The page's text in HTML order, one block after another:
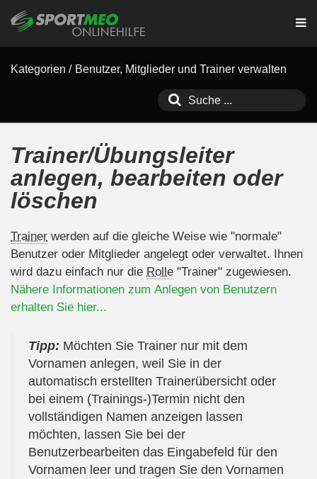
Kategorien / Benutzer, Mitglieder und Trainer verwalten
Trainer/Übungsleiter
anlegen, bearbeiten oder
löschen
Trainer werden auf die gleiche Weise wie "normale"
Benutzer oder Mitglieder angelegt oder verwaltet. Ihnen
wird dazu einfach nur die Rolle "Trainer" zugewiesen.
Nähere Informationen zum Anlegen von Benutzern
erhalten Sie hier...
Tipp: Möchten Sie Trainer nur mit dem
Vornamen anlegen, weil Sie in der
automatisch erstellten Trainerübersicht oder
bei einem (Trainings-)Termin nicht den
vollständigen Namen anzeigen lassen
möchten, lassen Sie bei der
Benutzerbearbeiten das Eingabefeld für den
Vornamen leer und tragen Sie den Vornamen